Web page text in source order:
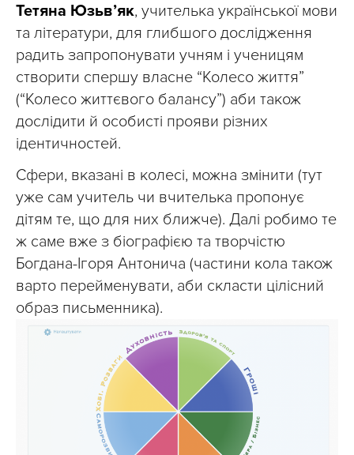
Тетяна Юзьв’як, учителька української мови
та літератури, для глибшого дослідження
радить запропонувати учням і ученицям
створити спершу власне “Колесо життя”
(“Колесо життєвого балансу”) аби також
дослідити й особисті прояви різних
ідентичностей.
Сфери, вказані в колесі, можна змінити (тут
уже сам учитель чи вчителька пропонує
дітям те, що для них ближче). Далі робимо те
ж саме вже з біографією та творчістю
Богдана-Ігоря Антонича (частини кола також
варто перейменувати, аби скласти цілісний
образ письменника).